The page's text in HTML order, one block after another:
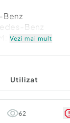
Benz
48764674
Vezi mai mult
Utilizat
62